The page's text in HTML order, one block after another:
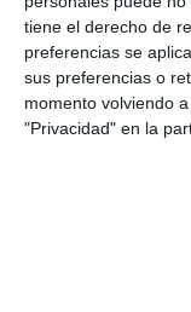
tiene el derecho de
preferencias se
sus preferencias o
momento volviendo
"Privacidad" en la